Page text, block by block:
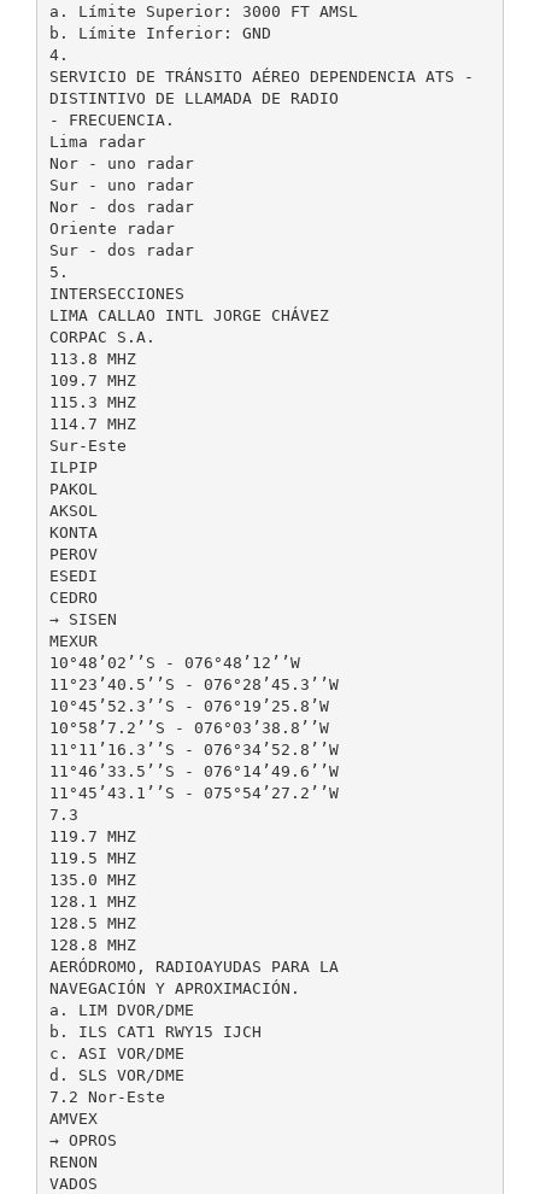
a. Límite Superior: 3000 FT AMSL
b. Límite Inferior: GND
4.
SERVICIO DE TRÁNSITO AÉREO DEPENDENCIA ATS -
DISTINTIVO DE LLAMADA DE RADIO
- FRECUENCIA.
Lima radar
Nor - uno radar
Sur - uno radar
Nor - dos radar
Oriente radar
Sur - dos radar
5.
INTERSECCIONES
LIMA CALLAO INTL JORGE CHÁVEZ
CORPAC S.A.
113.8 MHZ
109.7 MHZ
115.3 MHZ
114.7 MHZ
Sur-Este
ILPIP
PAKOL
AKSOL
KONTA
PEROV
ESEDI
CEDRO
→ SISEN
MEXUR
10°48’02’’S - 076°48’12’’W
11°23’40.5’’S - 076°28’45.3’’W
10°45’52.3’’S - 076°19’25.8’W
10°58’7.2’’S - 076°03’38.8’’W
11°11’16.3’’S - 076°34’52.8’’W
11°46’33.5’’S - 076°14’49.6’’W
11°45’43.1’’S - 075°54’27.2’’W
7.3
119.7 MHZ
119.5 MHZ
135.0 MHZ
128.1 MHZ
128.5 MHZ
128.8 MHZ
AERÓDROMO, RADIOAYUDAS PARA LA
NAVEGACIÓN Y APROXIMACIÓN.
a. LIM DVOR/DME
b. ILS CAT1 RWY15 IJCH
c. ASI VOR/DME
d. SLS VOR/DME
7.2 Nor-Este
AMVEX
→ OPROS
RENON
VADOS